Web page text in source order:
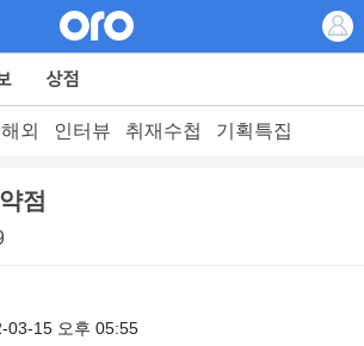
해외 인터뷰 취재수첩 기획특집
점
03-15 오후 05:55